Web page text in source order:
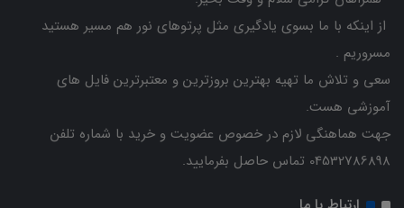
از اینکه با ما بسوی یادگیری مثل پرتوهای نور هم مسیر هستید
مسروریم .
سعی و تلاش ما تهیه بهترین بروزترین و معتبرترین فایل های
آموزشی هست.
جهت هماهنگی لازم در خصوص عضویت و خرید با شماره تلفن
04532786898 تماس حاصل بفرمایید.